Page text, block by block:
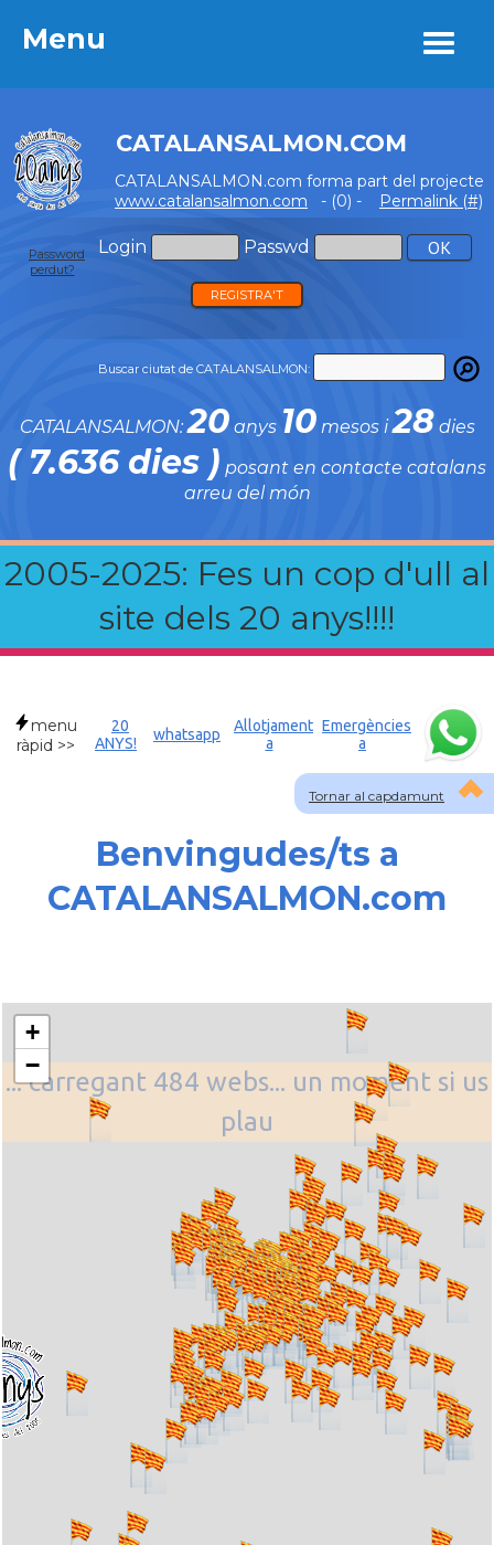
Menu
CATALANSALMON.COM
CATALANSALMON.com forma part del projecte
www.catalansalmon.com - (0) - Permalink (#)
Login Passwd
Password
perdut?
REGISTRA'T
Buscar ciutat de CATALANSALMON:
CATALANSALMON:20anys 10mesos i28 dies
( 7.636 dies ) posant en contacte catalans
arreu del món
2005-2025: Fes un cop d'ull al
site dels 20 anys!!!!
Menu
Tornar al capdamunt
menu
ràpid >>
20
ANYS!
whatsapp
Allotjament
a
Emergències
a
Benvingudes/ts a
CATALANSALMON.com
... carregant 484 webs... un moment si us
plau
+
−